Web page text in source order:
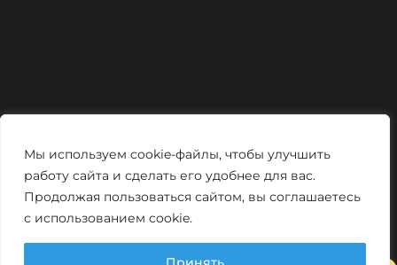
Мы используем cookie-файлы, чтобы улучшить
работу сайта и сделать его удобнее для вас.
Продолжая пользоваться сайтом, вы соглашаетесь
с использованием cookie.
Политика конфиденциальности
Мощно и креативно отMonstro-studio